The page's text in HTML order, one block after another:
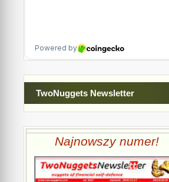
TwoNuggets Newsletter
Najnowszy numer!